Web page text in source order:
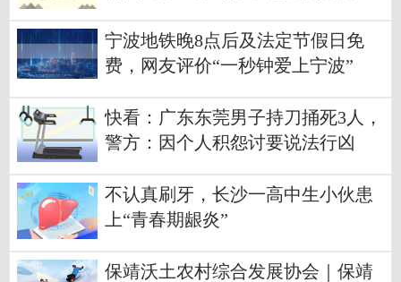
宁波地铁晚8点后及法定节假日免
费，网友评价“一秒钟爱上宁波”
快看：广东东莞男子持刀捅死3人，
警方：因个人积怨讨要说法行凶
不认真刷牙，长沙一高中生小伙患
上“青春期龈炎”
保靖沃土农村综合发展协会｜保靖